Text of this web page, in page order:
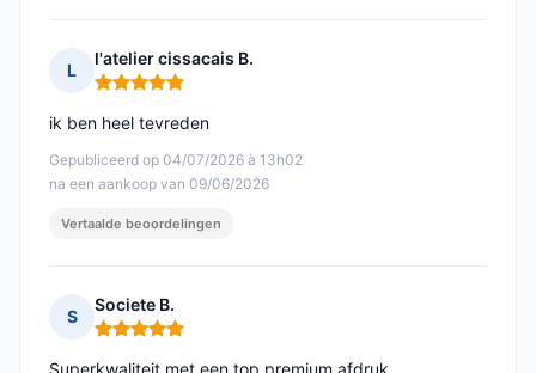
L
l'atelier cissacais B.
Opmerking: 5 van 5
Gepubliceerd op 04/07/2026 à 13h02
na een aankoop van 09/06/2026
ik ben heel tevreden
Vertaalde beoordelingen
S
Societe B.
Opmerking: 5 van 5